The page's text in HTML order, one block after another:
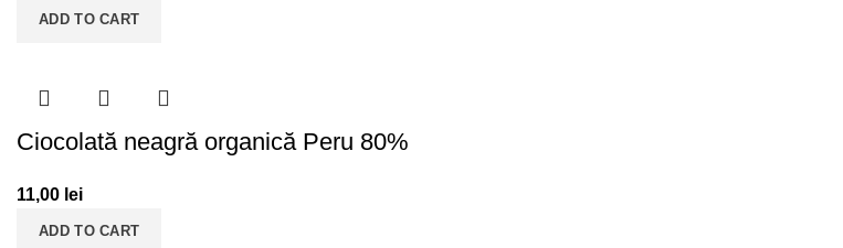
ADD TO CART
Ciocolată neagră organică Peru 80%
11,00 lei
ADD TO CART